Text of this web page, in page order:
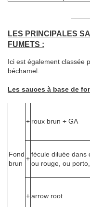
LES PRINCIPALES
FUMETS :
Ici est également classée
béchamel.
Les sauces à base de
Fond
brun
+ roux brun + GA
+
fécule diluée dans
ou rouge, ou
+arrow root